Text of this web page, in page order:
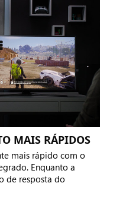
MAIS RÁPIDOS
mais rápido com o
Enquanto a
de resposta do